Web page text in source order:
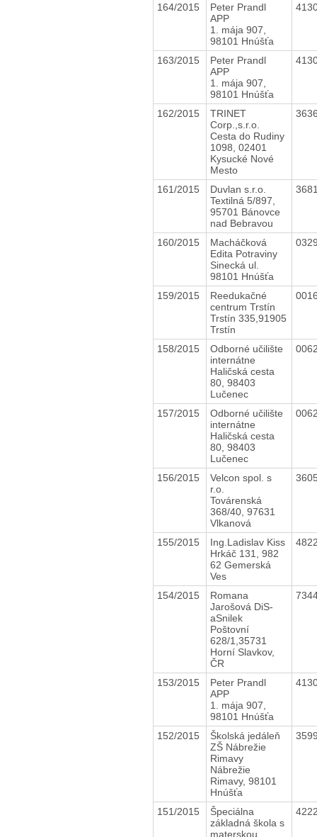
164/2015
Peter Prandl
APP
1. mája 907,
98101 Hnúšťa
163/2015
Peter Prandl
APP
1. mája 907,
98101 Hnúšťa
162/2015
TRINET
Corp.,s.r.o.
Cesta do Rudiny
1098, 02401
Kysucké Nové
Mesto
161/2015
Duvlan s.r.o.
Textilná 5/897,
95701 Bánovce
nad Bebravou
160/2015
Macháčková
Edita Potraviny
Sinecká ul.
98101 Hnúšťa
159/2015
Reedukačné
centrum Trstín
Trstín 335,91905
Trstín
158/2015
Odborné učilište
internátne
Haličská cesta
80, 98403
Lučenec
157/2015
Odborné učilište
internátne
Haličská cesta
80, 98403
Lučenec
156/2015
Velcon spol. s
r.o.
Továrenská
368/40, 97631
Vlkanová
155/2015
Ing.Ladislav Kiss
Hrkáč 131, 982
62 Gemerská
Ves
154/2015
Romana
Jarošová DiS-
aSnilek
Poštovní
628/1,35731
Horní Slavkov,
ČR
153/2015
Peter Prandl
APP
1. mája 907,
98101 Hnúšťa
152/2015
Školská jedáleň
ZŠ Nábrežie
Rimavy
Nábrežie
Rimavy, 98101
Hnúšťa
151/2015
Špeciálna
základná škola s
materskou